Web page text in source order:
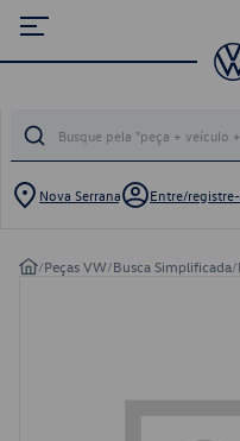
Nova Serrana Entre/
/Peças VW/Busca Simplificada/